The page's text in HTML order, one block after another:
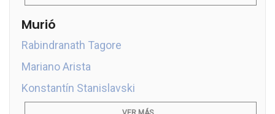
Murió
Rabindranath Tagore
Mariano Arista
Konstantín Stanislavski